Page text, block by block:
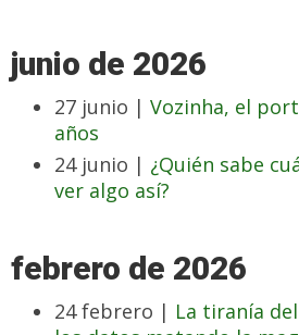
junio de 2026
27 junio | Vozinha, el
años
24 junio | ¿Quién sabe
ver algo así?
febrero de 2026
24 febrero | La tiranía